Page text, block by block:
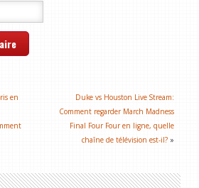
en
Duke vs Houston Live Stream:
Comment regarder March Madness
Final Four Four en ligne, quelle
chaîne de télévision est-il? »